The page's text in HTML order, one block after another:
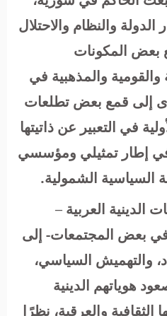
الدولة والنظام والاحتلال
بعض المكونات
والقومية والمذهبية في
إلى قمع بعض تطلعات
في التعبير عن ذاتيتها
في إطار تمثيلي ومؤسسي
السياسية الشمولية.
الدينية العربية –
بعض المجتمعات- إلى
والتهميش السياسي،
هوياتهم الدينية
الثقافية والعرقية، نظرًا